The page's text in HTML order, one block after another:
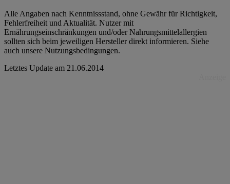
Alle Angaben nach Kenntnissstand, ohne Gewähr für Richtigkeit,
Fehlerfreiheit und Aktualität. Nutzer mit
Ernährungseinschränkungen und/oder Nahrungsmittelallergien
sollten sich beim jeweiligen Hersteller direkt informieren. Siehe
auch unsere Nutzungsbedingungen.
Letztes Update am 21.06.2014